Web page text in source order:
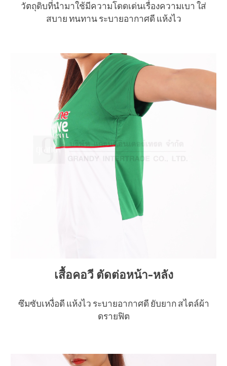
วัตถุดิบที่นำมาใช้มีความโดดเด่นเรื่องความเบา ใส่
สบาย ทนทาน ระบายอากาศดี แห้งไว
เสื้อคอวี ตัดต่อหน้า-หลัง
ซึมซับเหงื่อดี แห้งไว ระบายอากาศดี ยับยาก สไตล์ผ้า
ดรายฟิต